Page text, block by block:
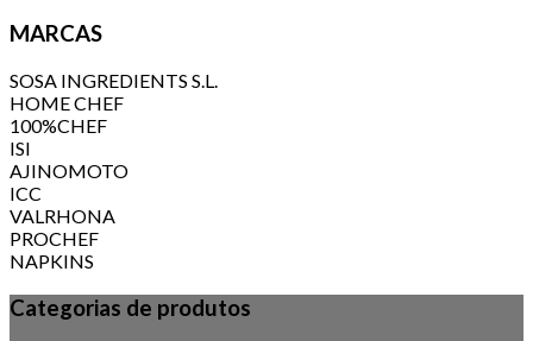
MARCAS
SOSA INGREDIENTS S.L.
HOME CHEF
100%CHEF
ISI
AJINOMOTO
ICC
VALRHONA
PROCHEF
NAPKINS
Categorias de produtos